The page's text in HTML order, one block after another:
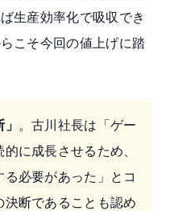
生産効率化で吸収でき
こそ今回の値上げに踏
。古川社長は「ゲー
に成長させるため、
必要があった」とコ
決断であることも認め